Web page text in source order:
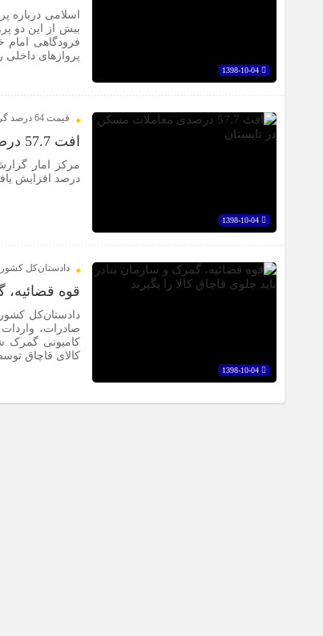
اسلامی درباره
بیش از این دو
فرودگاهی امام
پروازهای داخلی
قیمت‌ 64 درصد گران شد
افت 57.7 درصدی معاملات مسکن در تابستان
درصد افزایش یافته و منجر
دادستان‌کل
قوه قضائیه،
دادستان‌کل
صادرات،
کامیونی گمرک
کالای قاچاق